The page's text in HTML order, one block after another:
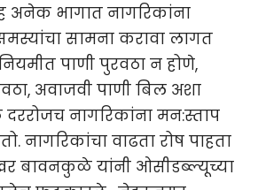
अनेक भागात नागरिकांना
सामना करावा लागत
पाणी पुरवठा न होणे,
अवाजवी पाणी बिल अशा
नागरिकांना मन:स्ताप
नागरिकांचा वाढता रोष पाहता
बावनकुळे यांनी ओसीडब्ल्यूच्या